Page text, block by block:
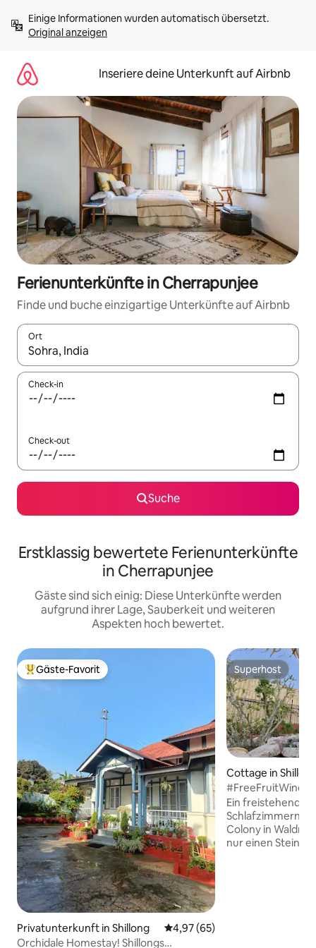
Inhalten
springenOriginal anzeigen
Inseriere deine Unterkunft auf Airbnb
Ferienunterkünfte in Cherrapunjee
Finde und buche einzigartige Unterkünfte auf Airbnb
Ort
Wenn Ergebnisse verfügbar sind, navigiere mit den
Check-in
Check-out
Suche
Erstklassig bewertete Ferienunterkünfte
in Cherrapunjee
Gäste sind sich einig: Diese Unterkünfte werden
aufgrund ihrer Lage, Sauberkeit und weiteren
Aspekten hoch bewertet.
Beliebter Gäste-Favorit.
Gäste-Favorit
Privatunterkunft in Shillong Durchschnittliche Bewertung:
4,97 (65)
Orchidale Homestay! Shillongs
Superhost
Superhost
Cottage in
Gästehaus
Ein freistehendes
Schlafzimmern in
Colony in
nur einen